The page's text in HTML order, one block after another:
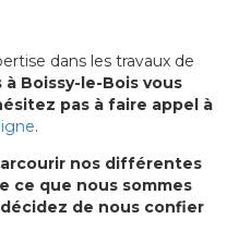
dans les travaux de
Boissy-le-Bois vous
pas à faire appel à
.
nos différentes
ce que nous sommes
de nous confier